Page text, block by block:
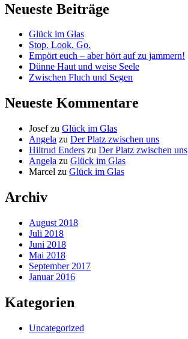
Neueste Beiträge
Glück im Glas
Stop. Look. Go.
Empört euch – aber hört auf zu jammern!
Dünne Haut und weise Seele
Zwischen Fluch und Segen
Neueste Kommentare
Josefzu Glück im Glas
Angela zu Der Platz zwischen uns
Hiltrud Enders zu Der Platz zwischen uns
Angela zu Glück im Glas
Marcel zu Glück im Glas
Archiv
August 2018
Juli 2018
Juni 2018
Mai 2018
September 2017
Januar 2016
Kategorien
Uncategorized